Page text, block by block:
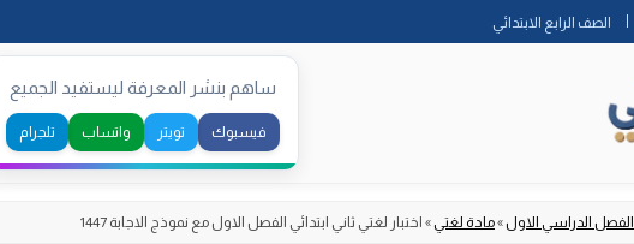
to
content
الصف الرابع الابتدائي
ساهم بنشر المعرفة ليستفيد الجميع
فيسبوك تويتر واتساب تلجرام
الفصل الدراسي الاول»مادة لغتي » اختبار لغتي ثاني ابتدائي الفصل الاول مع نموذج الاجابة 1447